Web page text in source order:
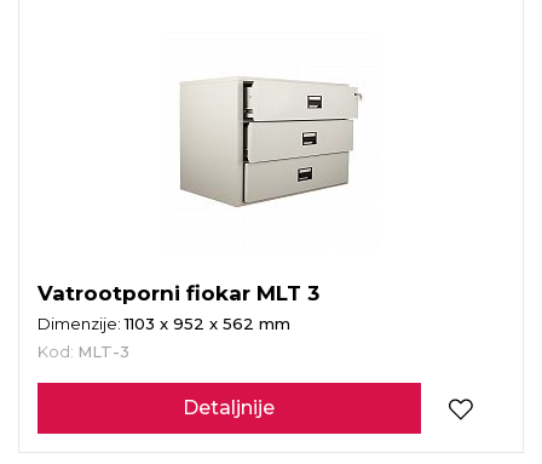
Vatrootporni fiokar MLT 3
Dimenzije:1103 x 952 x 562 mm
Kod: MLT-3
Detaljnije